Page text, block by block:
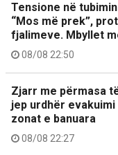
Tensione në
“Mos më prek”,
fjalimeve. Mbyllet
08/08 22:50
Zjarr me përmasa
jep urdhër
zonat e banuara
08/08 22:27